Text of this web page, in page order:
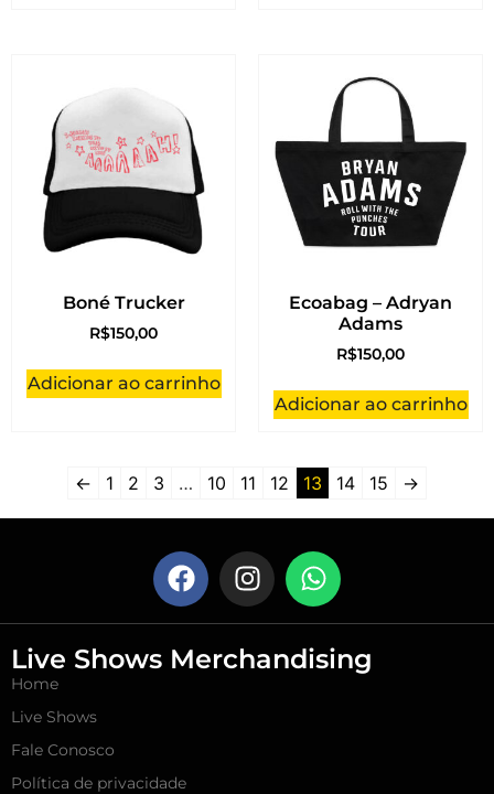
Boné Trucker
R$150,00
Adicionar ao carrinho
Ecoabag – Adryan
Adams
R$150,00
Adicionar ao carrinho
← 1 2 3 … 10 11 12 13 14 15 →
Live Shows Merchandising
Home
Live Shows
Fale Conosco
Política de privacidade